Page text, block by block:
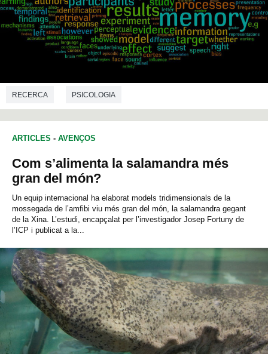
RECERCA PSICOLOGIA
ARTICLES - AVENÇOS
Com s’alimenta la salamandra més
gran del món?
Un equip internacional ha elaborat models tridimensionals de la
mossegada de l’amfibi viu més gran del món, la salamandra gegant
de la Xina. L’estudi, encapçalat per l’investigador Josep Fortuny de
l’ICP i publicat a la...